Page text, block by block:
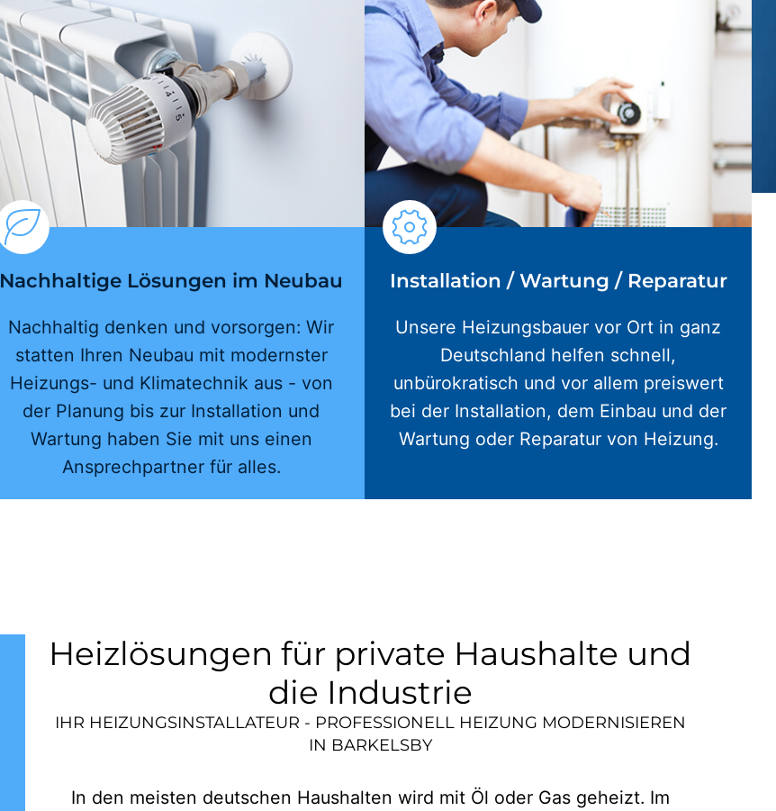
Nachhaltige Lösungen im Neubau
Nachhaltig denken und vorsorgen: Wir
statten Ihren Neubau mit modernster
Heizungs- und Klimatechnik aus - von
der Planung bis zur Installation und
Wartung haben Sie mit uns einen
Ansprechpartner für alles.
Installation / Wartung / Reparatur
Unsere Heizungsbauer vor Ort in ganz
Deutschland helfen schnell,
unbürokratisch und vor allem preiswert
bei der Installation, dem Einbau und der
Wartung oder Reparatur von Heizung.
Heizlösungen für private Haushalte und
die Industrie
IHR HEIZUNGSINSTALLATEUR - PROFESSIONELL HEIZUNG MODERNISIEREN
IN BARKELSBY
In den meisten deutschen Haushalten wird mit Öl oder Gas geheizt. Im